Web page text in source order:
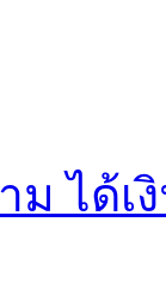
ม ได้เ